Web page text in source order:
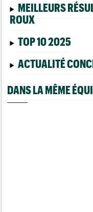
MEILLEURS
ROUX
TOP 10 2025
ACTUALITÉ
DANS LA MÊME